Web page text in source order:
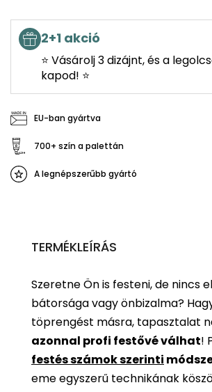
2+1 akció
⭐ Vásárolj 3 dizájnt, és a
kapod! ⭐
EU-ban gyártva
700+ szín a palettán
A legnépszerűbb gyártó
TERMÉKLEÍRÁS
Szeretne Ön is festeni, de nincs
bátorsága vagy önbizalma?
töprengést másra, tapasztalat
azonnal profi festővé válhat!
festés számok szerinti
eme egyszerű technikának